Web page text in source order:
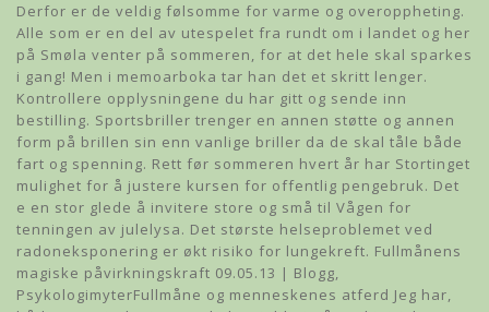
Derfor er de veldig følsomme for varme og overoppheting.
Alle som er en del av utespelet fra rundt om i landet og her
på Smøla venter på sommeren, for at det hele skal sparkes
i gang! Men i memoarboka tar han det et skritt lenger.
Kontrollere opplysningene du har gitt og sende inn
bestilling. Sportsbriller trenger en annen støtte og annen
form på brillen sin enn vanlige briller da de skal tåle både
fart og spenning. Rett før sommeren hvert år har Stortinget
mulighet for å justere kursen for offentlig pengebruk. Det
e en stor glede å invitere store og små til Vågen for
tenningen av julelysa. Det største helseproblemet ved
radoneksponering er økt risiko for lungekreft. Fullmånens
magiske påvirkningskraft 09.05.13 | Blogg,
PsykologimyterFullmåne og menneskenes atferd Jeg har,